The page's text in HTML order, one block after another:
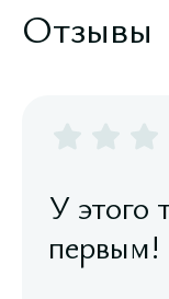
Отзывы
У этого
первым!